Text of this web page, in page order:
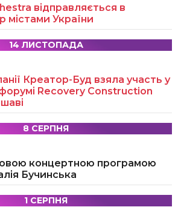
відправляється в
містами України
14 ЛИСТОПАДА
Креатор-Буд взяла участь у
Recovery Construction
8 СЕРПНЯ
концертною програмою
Бучинська
1 СЕРПНЯ